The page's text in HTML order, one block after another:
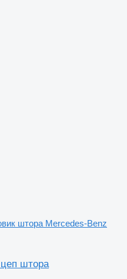
штора Mercedes-Benz
штора